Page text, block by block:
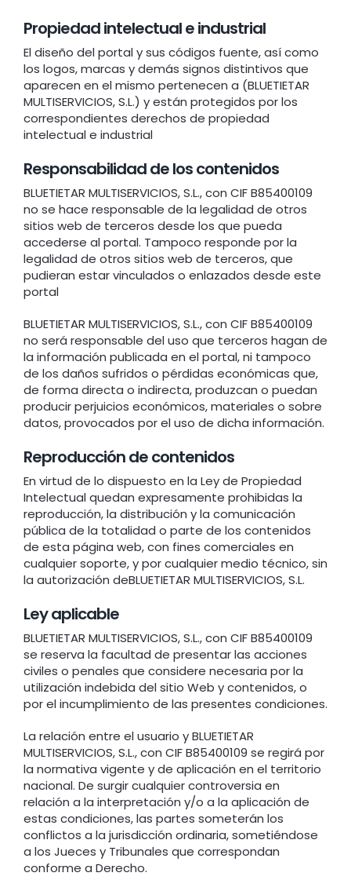
Propiedad intelectual e industrial
El diseño del portal y sus códigos fuente, así como
los logos, marcas y demás signos distintivos que
aparecen en el mismo pertenecen a (BLUETIETAR
MULTISERVICIOS, S.L.) y están protegidos por los
correspondientes derechos de propiedad
intelectual e industrial
Responsabilidad de los contenidos
BLUETIETAR MULTISERVICIOS, S.L., con CIF B85400109
no se hace responsable de la legalidad de otros
sitios web de terceros desde los que pueda
accederse al portal. Tampoco responde por la
legalidad de otros sitios web de terceros, que
pudieran estar vinculados o enlazados desde este
portal
BLUETIETAR MULTISERVICIOS, S.L., con CIF B85400109
no será responsable del uso que terceros hagan de
la información publicada en el portal, ni tampoco
de los daños sufridos o pérdidas económicas que,
de forma directa o indirecta, produzcan o puedan
producir perjuicios económicos, materiales o sobre
datos, provocados por el uso de dicha información.
Reproducción de contenidos
En virtud de lo dispuesto en la Ley de Propiedad
Intelectual quedan expresamente prohibidas la
reproducción, la distribución y la comunicación
pública de la totalidad o parte de los contenidos
de esta página web, con fines comerciales en
cualquier soporte, y por cualquier medio técnico, sin
la autorización deBLUETIETAR MULTISERVICIOS, S.L.
Ley aplicable
BLUETIETAR MULTISERVICIOS, S.L., con CIF B85400109
se reserva la facultad de presentar las acciones
civiles o penales que considere necesaria por la
utilización indebida del sitio Web y contenidos, o
por el incumplimiento de las presentes condiciones.
La relación entre el usuario y BLUETIETAR
MULTISERVICIOS, S.L., con CIF B85400109 se regirá por
la normativa vigente y de aplicación en el territorio
nacional. De surgir cualquier controversia en
relación a la interpretación y/o a la aplicación de
estas condiciones, las partes someterán los
conflictos a la jurisdicción ordinaria, sometiéndose
a los Jueces y Tribunales que correspondan
conforme a Derecho.